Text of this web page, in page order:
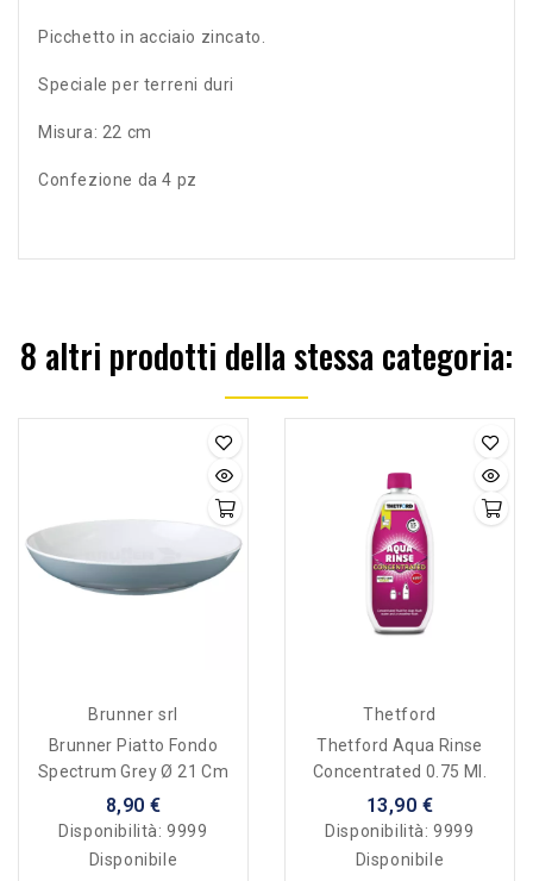
Picchetto in acciaio zincato.
Speciale per terreni duri
Misura: 22 cm
Confezione da 4 pz
8 altri prodotti della stessa categoria:
Brunner srl
Brunner Piatto Fondo
Spectrum Grey Ø 21 Cm
8,90 €
Disponibilità:9999
Disponibile
Thetford
Thetford Aqua Rinse
Concentrated 0.75 Ml.
13,90 €
Disponibilità:9999
Disponibile